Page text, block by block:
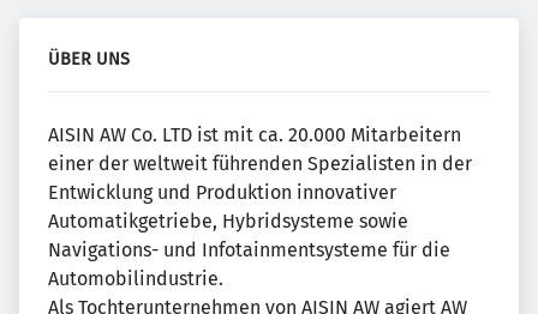
ÜBER UNS
AISIN AW Co. LTD ist mit ca. 20.000 Mitarbeitern
einer der weltweit führenden Spezialisten in der
Entwicklung und Produktion innovativer
Automatikgetriebe, Hybridsysteme sowie
Navigations- und Infotainmentsysteme für die
Automobilindustrie.
Als Tochterunternehmen von AISIN AW agiert AW